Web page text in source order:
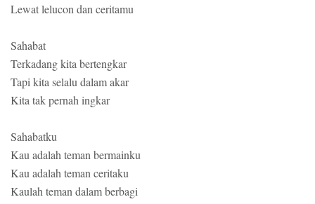
Lewat lelucon dan ceritamu
Sahabat
Terkadang kita bertengkar
Tapi kita selalu dalam akar
Kita tak pernah ingkar
Sahabatku
Kau adalah teman bermainku
Kau adalah teman ceritaku
Kaulah teman dalam berbagi